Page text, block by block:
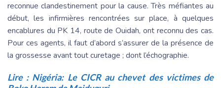
reconnue clandestinement pour la cause. Très méfiantes au
début, les infirmières rencontrées sur place, à quelques
encablures du PK 14, route de Ouidah, ont reconnu des cas.
Pour ces agents, il faut d’abord s’assurer de la présence de
la grossesse avant tout curetage ; dont l’échographie.
Lire : Nigéria: Le CICR au chevet des victimes de